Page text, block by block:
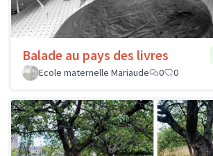
Balade au pays des livres
Ecole maternelle Mariaude
0 0